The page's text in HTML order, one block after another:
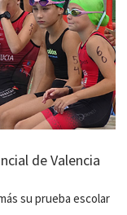
de Valencia
su prueba escolar